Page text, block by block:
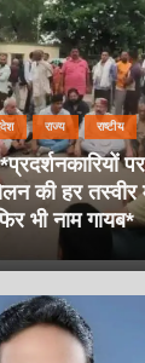
राज्य राष्टीय
की हर तस्वीर
भी नाम गायब*